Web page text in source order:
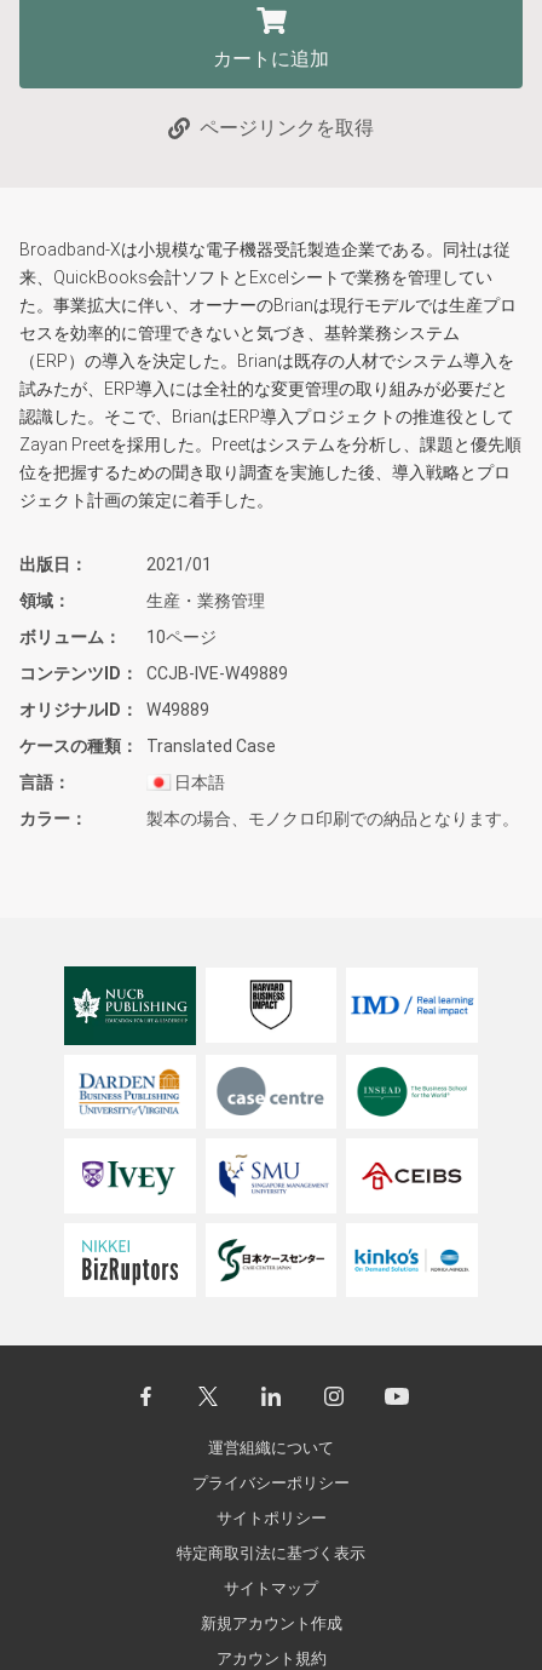
カートに追加
ページリンクを取得
Broadband-Xは小規模な電子機器受託製造企業である。同社は従
来、QuickBooks会計ソフトとExcelシートで業務を管理してい
た。事業拡大に伴い、オーナーのBrianは現行モデルでは生産プロ
セスを効率的に管理できないと気づき、基幹業務システム
（ERP）の導入を決定した。Brianは既存の人材でシステム導入を
試みたが、ERP導入には全社的な変更管理の取り組みが必要だと
認識した。そこで、BrianはERP導入プロジェクトの推進役として
Zayan Preetを採用した。Preetはシステムを分析し、課題と優先順
位を把握するための聞き取り調査を実施した後、導入戦略とプロ
ジェクト計画の策定に着手した。
出版日
2021/01
領域
生産・業務管理
ボリューム
10ページ
コンテンツID
CCJB-IVE-W49889
オリジナルID
W49889
ケースの種類
Translated Case
言語
日本語
カラー
製本の場合、モノクロ印刷での納品となります。
運営組織について
プライバシーポリシー
サイトポリシー
特定商取引法に基づく表示
サイトマップ
新規アカウント作成
アカウント規約